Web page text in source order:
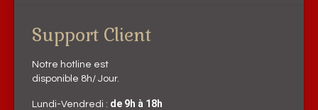
Support Client
Notre hotline est
disponible 8h/ Jour.
Lundi-Vendredi : de 9h à 18h